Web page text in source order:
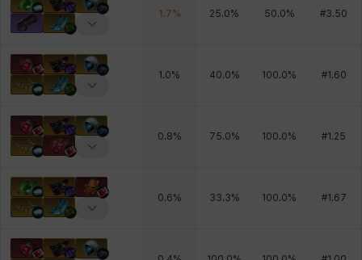
1.7% 25.0% 50.0% #3.50
1.0% 40.0% 100.0% #1.60
0.8% 75.0% 100.0% #1.25
0.6% 33.3% 100.0% #1.67